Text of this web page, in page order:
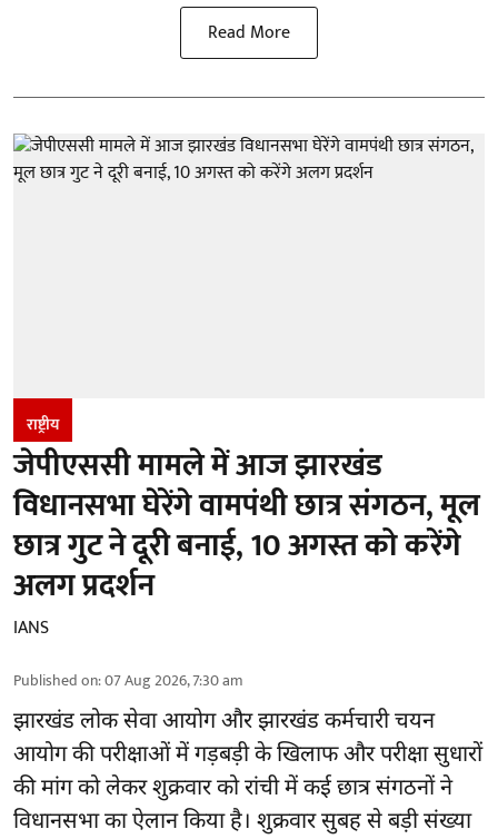
Read More
राष्ट्रीय
जेपीएससी मामले में आज झारखंड
विधानसभा घेरेंगे वामपंथी छात्र संगठन, मूल
छात्र गुट ने दूरी बनाई, 10 अगस्त को करेंगे
अलग प्रदर्शन
IANS
Published on:07 Aug 2026, 7:30 am
झारखंडलोक सेवा आयोग और झारखंड कर्मचारी चयन
आयोग की परीक्षाओं में गड़बड़ी के खिलाफ और परीक्षा सुधारों
की मांग को लेकर शुक्रवार को रांची में कई छात्र संगठनों ने
विधानसभा का ऐलान किया है। शुक्रवार सुबह से बड़ी संख्या